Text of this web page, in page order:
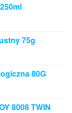
75g
80G
8008 TWIN